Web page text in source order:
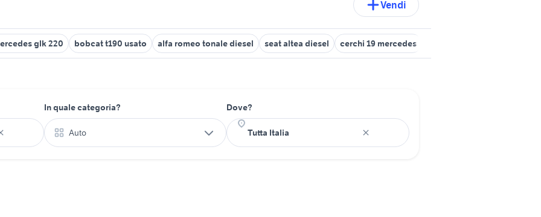
Vendi
glk 220 bobcat t190 usato alfa romeo tonale diesel seat altea diesel cerchi 19 mercedes
In quale categoria?
Auto
Dove?